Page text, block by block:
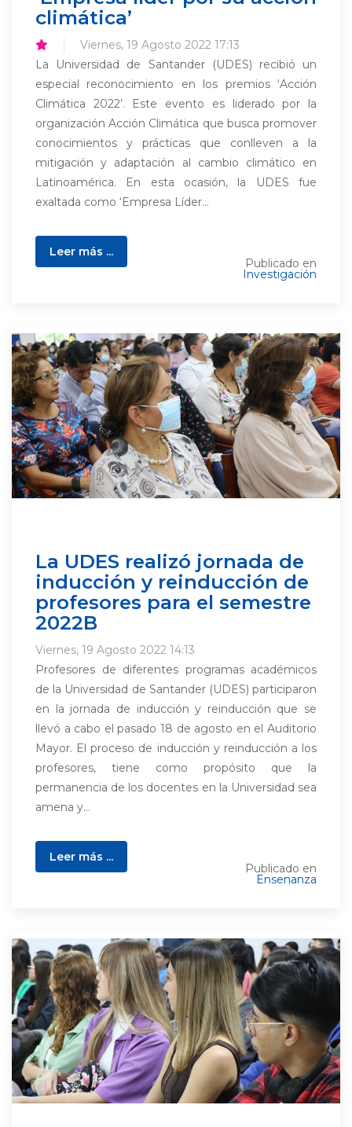
climática’
Viernes, 19 Agosto 2022 17:13
La Universidad de Santander (UDES) recibió un
especial reconocimiento en los premios ‘Acción
Climática 2022’. Este evento es liderado por la
organización Acción Climática que busca promover
conocimientos y prácticas que conlleven a la
mitigación y adaptación al cambio climático en
Latinoamérica. En esta ocasión, la UDES fue
exaltada como ‘Empresa Líder...
Leer más ...
Publicado en
Investigación
La UDES realizó jornada de
inducción y reinducción de
profesores para el semestre
2022B
Viernes, 19 Agosto 2022 14:13
Profesores de diferentes programas académicos
de la Universidad de Santander (UDES) participaron
en la jornada de inducción y reinducción que se
llevó a cabo el pasado 18 de agosto en el Auditorio
Mayor. El proceso de inducción y reinducción a los
profesores, tiene como propósito que la
permanencia de los docentes en la Universidad sea
amena y...
Leer más ...
Publicado en
Ensenanza